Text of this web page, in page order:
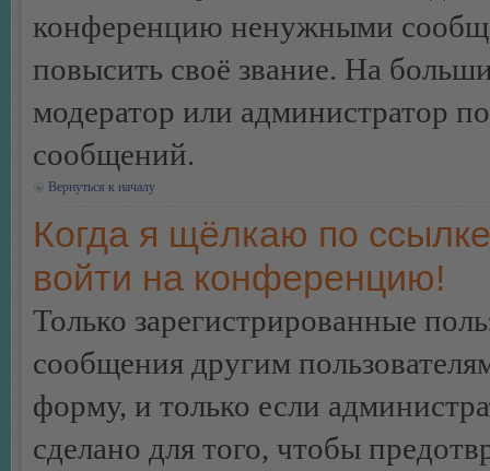
конференцию ненужными
повысить своё звание. На
модератор или администратор
сообщений.
Вернуться к началу
Когда я щёлкаю по
войти на конференцию!
Только зарегистрированные
сообщения другим
форму, и только если
сделано для того, чтобы